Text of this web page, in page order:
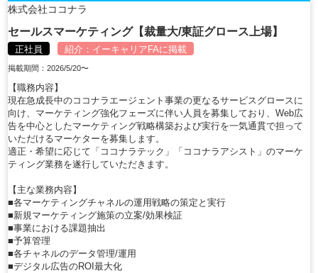
株式会社ココナラ
セールスマーケティング【裁量大/東証グロース上場】
正社員 紹介： イーキャリアFAに掲載
掲載期間：2026/5/20〜
【職務内容】
現在急成長中のココナラエージェント事業の更なるサービスグロースに
向け、マーケティング強化フェーズに伴い人員を募集しており、Web広
告を中心としたマーケティング戦略構築および実行を一気通貫で担って
いただけるマーケターを募集します。
適正・希望に応じて「ココナラテック」「ココナラアシスト」のマーケ
ティング業務を遂行していただきます。
【主な業務内容】
■各マーケティングチャネルの運用戦略の策定と実行
■新規マーケティング施策の立案/効果検証
■事業における課題抽出
■予算管理
■各チャネルのデータ管理/運用
■デジタル広告のROI最大化